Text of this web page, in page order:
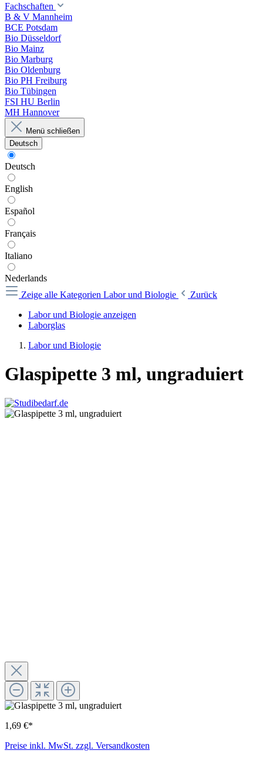
Fachschaften
B & V Mannheim
BCE Potsdam
Bio Düsseldorf
Bio Mainz
Bio Marburg
Bio Oldenburg
Bio PH Freiburg
Bio Tübingen
FSI HU Berlin
MH Hannover
Menü schließen
Deutsch
Deutsch
English
Español
Français
Italiano
Nederlands
Zeige alle Kategorien Labor und Biologie
Zurück
Labor und Biologie anzeigen
Laborglas
Labor und Biologie
Glaspipette 3 ml, ungraduiert
1,69 €*
Preise inkl. MwSt. zzgl. Versandkosten